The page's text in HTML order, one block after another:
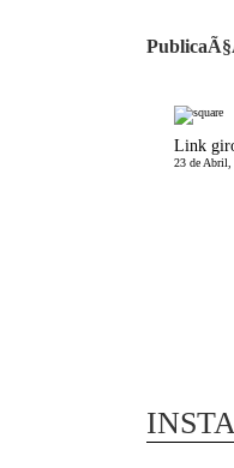
23 de Abril,